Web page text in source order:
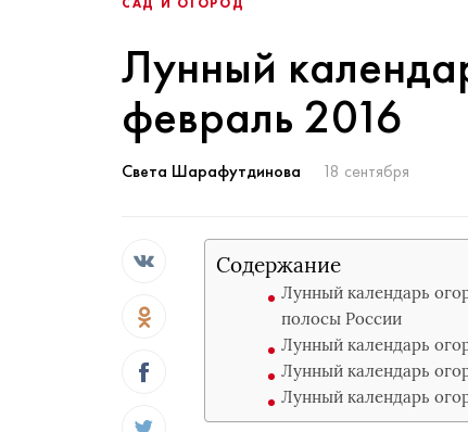
Лунный
февраль 2016
Света Шарафутдинова 18 сентября
Содержание
Лунный календарь
полосы России
Лунный календарь
Лунный календарь
Лунный календарь